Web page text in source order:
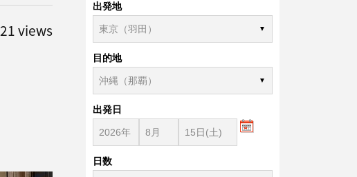
views
出発地
目的地
出発日
日数